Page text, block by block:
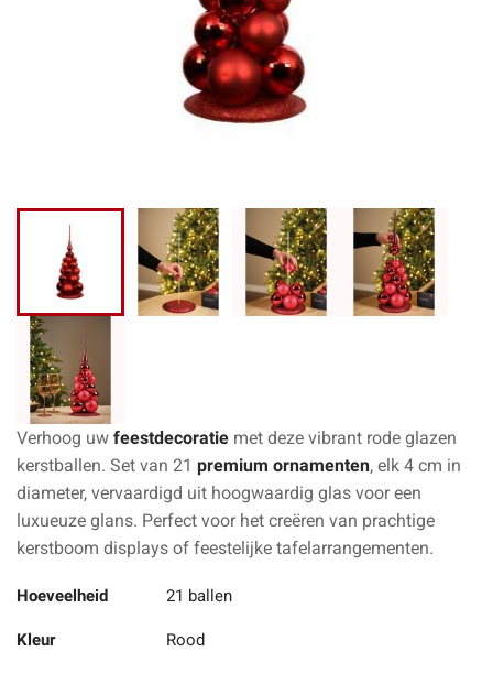
Verhoog uw feestdecoratie met deze vibrant rode glazen
kerstballen. Set van 21 premium ornamenten, elk 4 cm in
diameter, vervaardigd uit hoogwaardig glas voor een
luxueuze glans. Perfect voor het creëren van prachtige
kerstboom displays of feestelijke tafelarrangementen.
Hoeveelheid 21 ballen
Kleur Rood